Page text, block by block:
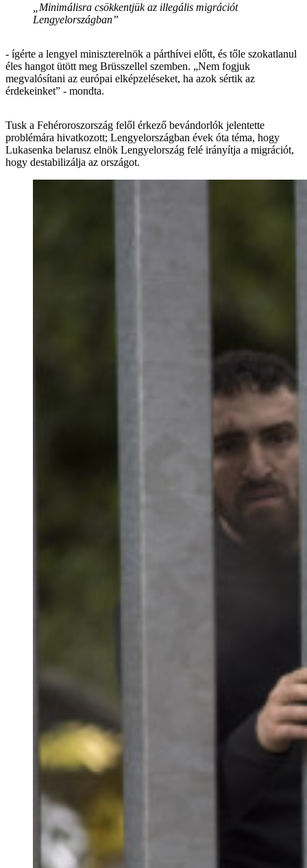
„Minimálisra csökkentjük az illegális migrációt
Lengyelországban”
- ígérte a lengyel miniszterelnök a párthívei előtt, és tőle szokatlanul
éles hangot ütött meg Brüsszellel szemben. „Nem fogjuk
megvalósítani az európai elképzeléseket, ha azok sértik az
érdekeinket” - mondta.
Tusk a Fehéroroszország felől érkező bevándorlók jelentette
problémára hivatkozott; Lengyelországban évek óta téma, hogy
Lukasenka belarusz elnök Lengyelország felé irányítja a migrációt,
hogy destabilizálja az országot.